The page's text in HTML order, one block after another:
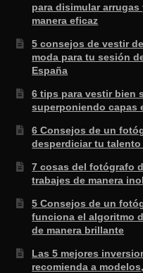
para disimular
manera eficaz
5 consejos de vestir
moda para tu sesión
España
6 tips para vestir bien
superponiendo capas
6 Consejos de un
desperdiciar tu
7 cosas del fotógrafo
trabajes de manera
5 Consejos de un
funciona el algoritmo
de manera brillante
Las 5 mejores
recomienda a